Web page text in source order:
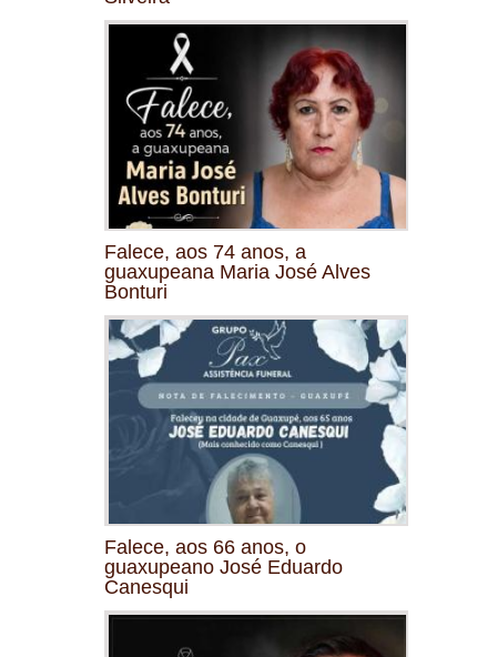
Falece, aos 74 anos, a
guaxupeana Maria José Alves
Bonturi
Falece, aos 66 anos, o
guaxupeano José Eduardo
Canesqui